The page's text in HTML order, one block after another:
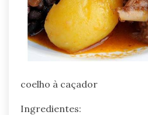
coelho à caçador
Ingredientes: